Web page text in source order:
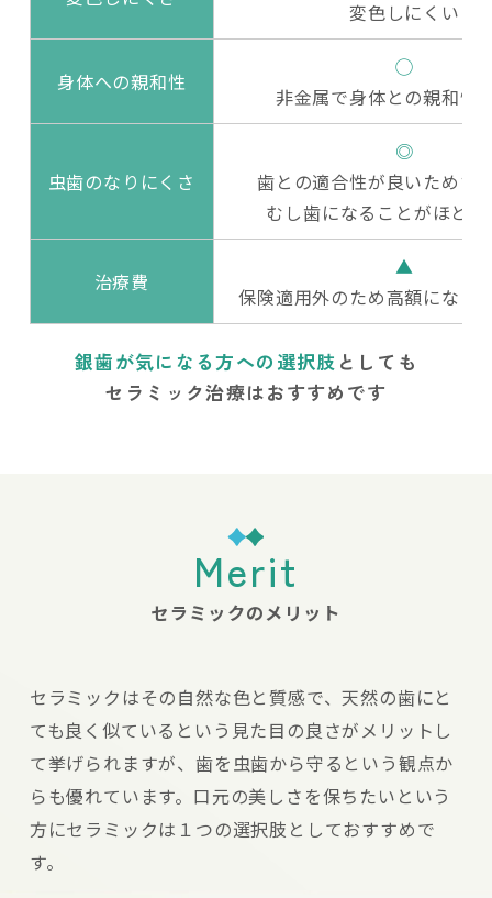
変色しにくい
身体への親和性
◯
非金属で身体との親和性
虫歯のなりにくさ
◎
歯との適合性が良いためす
むし歯になることがほと
治療費
▲
保険適用外のため高額になる
銀歯が気になる方への選択肢 としても
セラミック治療はおすすめです
Merit
セラミックのメリット
セラミックはその自然な色と質感で、天然の歯にと
ても良く似ているという見た目の良さがメリットし
て挙げられますが、歯を虫歯から守るという観点か
らも優れています。口元の美しさを保ちたいという
方にセラミックは１つの選択肢としておすすめで
す。